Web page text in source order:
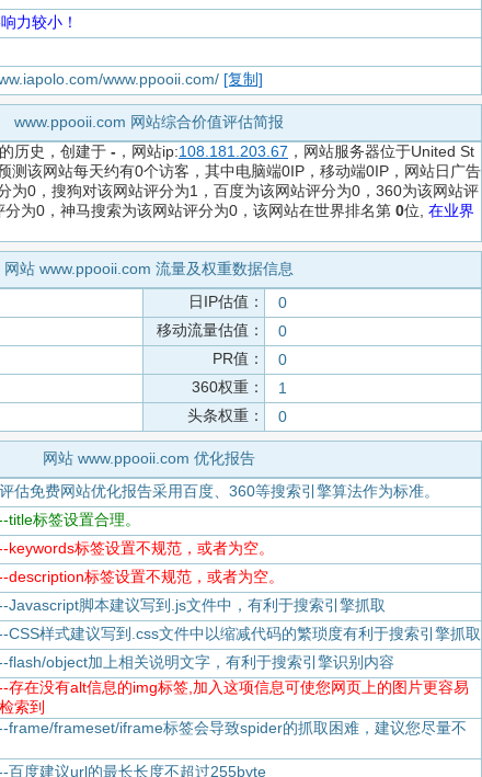
力较小！
www.ppooii.com/ [复制]
www.ppooii.com 网站综合价值评估简报
的历史，创建于 - ，网站ip:108.181.203.67 ，网站服务器位于United St
测该网站每天约有0个访客，其中电脑端0IP，移动端0IP，网站日广告
为0，搜狗对该网站评分为1，百度为该网站评分为0，360为该网站评
为0，神马搜索为该网站评分为0，该网站在世界排名第 0位, 在业界
网站 www.ppooii.com 流量及权重数据信息
日IP估值：
0
移动流量估值：
0
PR值：
0
360权重：
1
头条权重： 0
网站 www.ppooii.com 优化报告
估免费网站优化报告采用百度、360等搜索引擎算法作为标准。
title标签设置合理。
keywords标签设置不规范，或者为空。
description标签设置不规范，或者为空。
Javascript脚本建议写到.js文件中，有利于搜索引擎抓取
CSS样式建议写到.css文件中以缩减代码的繁琐度有利于搜索引擎抓取
flash/object加上相关说明文字，有利于搜索引擎识别内容
存在没有alt信息的img标签,加入这项信息可使您网页上的图片更容易
索到
frame/frameset/iframe标签会导致spider的抓取困难，建议您尽量不
百度建议url的最长长度不超过255byte